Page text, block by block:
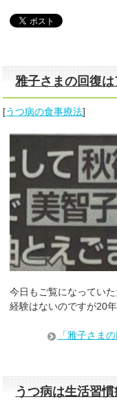
雅子さまの回復
[うつ病の食事療法]
今日もご覧になってい
経験はないのですが20
「雅子さま
うつ病は生活習